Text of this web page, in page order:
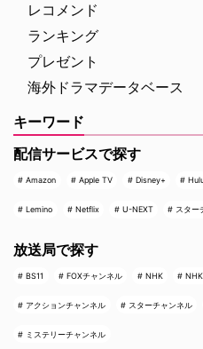
レコメンド
ランキング
プレゼント
海外ドラマデータベース
キーワード
配信サービスで探す
Amazon Apple TV Disney+
Lemino Netflix U-NEXT スター
放送局で探す
BS11 FOXチャンネル NHK
アクションチャンネル スターチャンネル
ミステリーチャンネル